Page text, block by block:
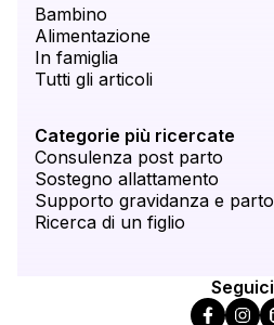
Bambino
Alimentazione
In famiglia
Tutti gli articoli
Categorie più ricercate
Consulenza post parto
Sostegno allattamento
Supporto gravidanza e parto
Ricerca di un figlio
Seguici